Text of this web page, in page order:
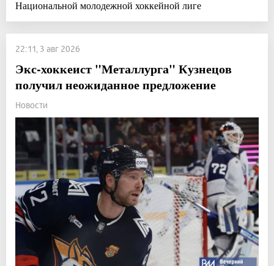
Национальной молодежной хоккейной лиге
22:11, 3 авг 2026
Экс-хоккеист "Металлурга" Кузнецов
получил неожиданное предложение
Новости